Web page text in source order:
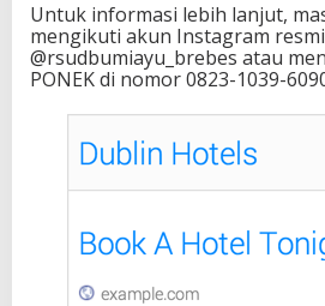
Untuk informasi lebih lanjut,
mengikuti akun Instagram resmi
@rsudbumiayu_brebes atau
PONEK di nomor 0823-1039-